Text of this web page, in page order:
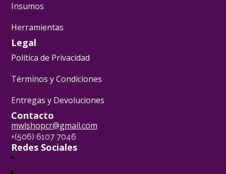
Insumos
Herramientas
Legal
Política de Privacidad
Términos y Condiciones
Entregas y Devoluciones
Contacto
mwlshopcr@gmail.com
+(506) 6107 7046
Redes Sociales